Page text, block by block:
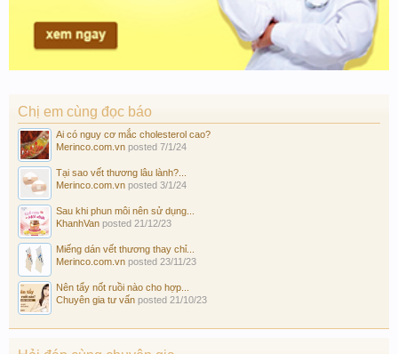
Chị em cùng đọc báo
Ai có nguy cơ mắc cholesterol cao?
Merinco.com.vn posted 7/1/24
Tại sao vết thương lâu lành?...
Merinco.com.vn posted 3/1/24
Sau khi phun môi nên sử dụng...
KhanhVan posted 21/12/23
Miếng dán vết thương thay chỉ...
Merinco.com.vn posted 23/11/23
Nên tẩy nốt ruồi nào cho hợp...
Chuyên gia tư vấn posted 21/10/23